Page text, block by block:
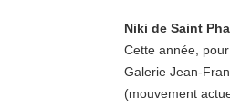
Niki de Saint
Cette année,
Galerie Jean-
(mouvement